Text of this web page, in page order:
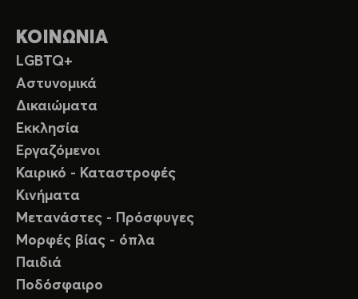
ΚΟΙΝΩΝΙΑ
LGBTQ+
Αστυνομικά
Δικαιώματα
Εκκλησία
Εργαζόμενοι
Καιρικό - Καταστροφές
Κινήματα
Μετανάστες - Πρόσφυγες
Μορφές βίας - όπλα
Παιδιά
Ποδόσφαιρο